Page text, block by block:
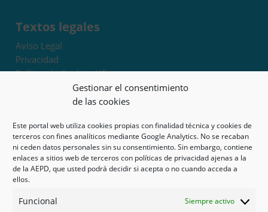
Gestionar el consentimiento
de las cookies
Este portal web utiliza cookies propias con finalidad técnica y cookies de
terceros con fines analíticos mediante Google Analytics. No se recaban
ni ceden datos personales sin su consentimiento. Sin embargo, contiene
enlaces a sitios web de terceros con políticas de privacidad ajenas a la
de la AEPD, que usted podrá decidir si acepta o no cuando acceda a
ellos.
Funcional Siempre activo
Textos legales
Aviso Legal
Privacidad
Política de Cookies UE
Términos y condiciones
Exoneración de responsabilidad
Mapa del sitio
Mi cuenta
Tienda
Psicología en Murcia
Guías